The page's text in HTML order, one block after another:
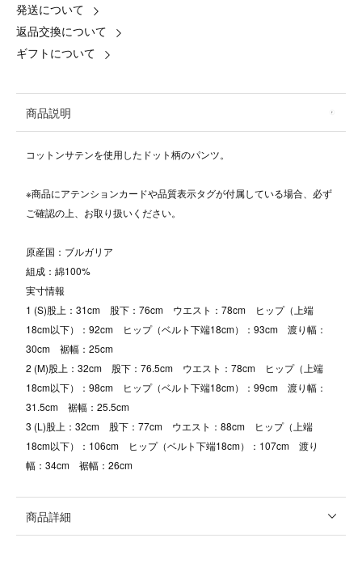
発送について
返品交換について
ギフトについて
商品説明
コットンサテンを使用したドット柄のパンツ。
※商品にアテンションカードや品質表示タグが付属している場合、必ず
ご確認の上、お取り扱いください。
原産国：ブルガリア
組成：綿100%
実寸情報
1 (S)股上：31cm 股下：76cm ウエスト：78cm ヒップ（上端
18cm以下）：92cm ヒップ（ベルト下端18cm）：93cm 渡り幅：
30cm 裾幅：25cm
2 (M)股上：32cm 股下：76.5cm ウエスト：78cm ヒップ（上端
18cm以下）：98cm ヒップ（ベルト下端18cm）：99cm 渡り幅：
31.5cm 裾幅：25.5cm
3 (L)股上：32cm 股下：77cm ウエスト：88cm ヒップ（上端
18cm以下）：106cm ヒップ（ベルト下端18cm）：107cm 渡り
幅：34cm 裾幅：26cm
商品詳細